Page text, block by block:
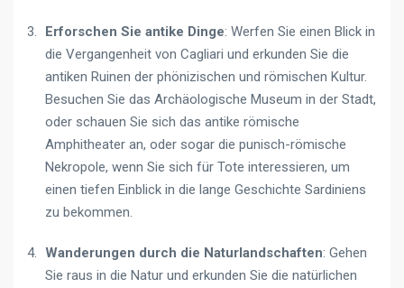
Erforschen Sie antike Dinge: Werfen Sie einen Blick in
die Vergangenheit von Cagliari und erkunden Sie die
antiken Ruinen der phönizischen und römischen Kultur.
Besuchen Sie das Archäologische Museum in der Stadt,
oder schauen Sie sich das antike römische
Amphitheater an, oder sogar die punisch-römische
Nekropole, wenn Sie sich für Tote interessieren, um
einen tiefen Einblick in die lange Geschichte Sardiniens
zu bekommen.
Wanderungen durch die Naturlandschaften: Gehen
Sie raus in die Natur und erkunden Sie die natürlichen